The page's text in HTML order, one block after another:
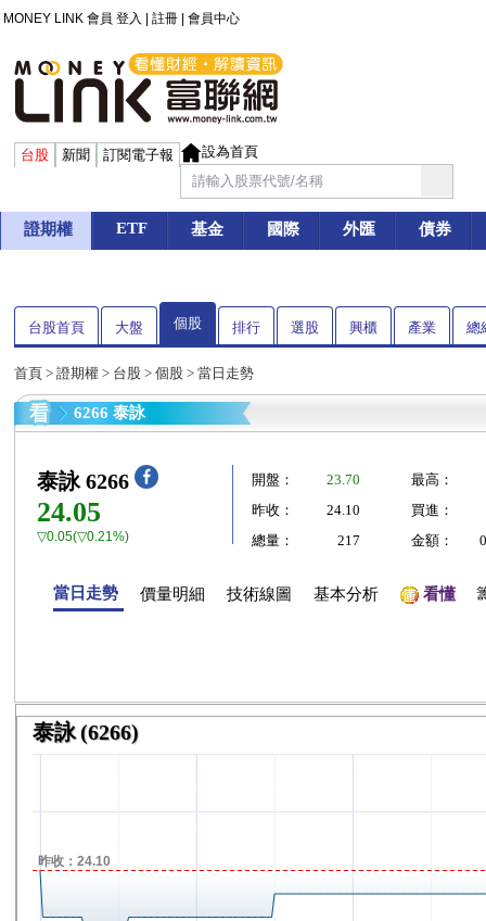
MONEY LINK 會員 登入 註冊 會員中心
台股 新聞 訂閱電子報 設為首頁
證期權 ETF 基金 國際 外匯 債券
台股首頁 大盤 個股 排行 選股 興櫃 產業 總
首頁 > 證期權 > 台股 > 個股 > 當日走勢
6266 泰詠
泰詠 6266
24.05
▽0.05(▽0.21%)
開盤： 23.70
最高：
昨收：
24.10
買進：
總量：
217 金額：
當日走勢 價量明細 技術線圖 基本分析 看懂